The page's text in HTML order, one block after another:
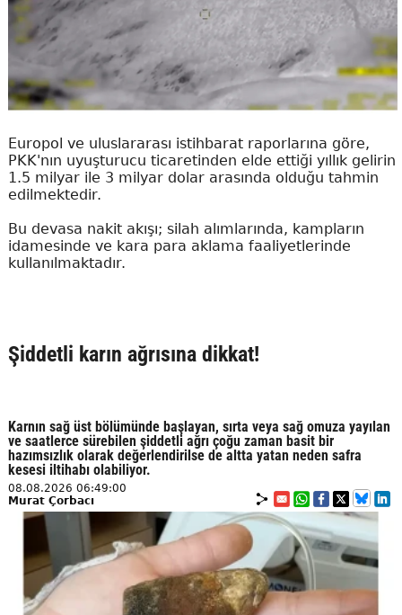
Europol ve uluslararası istihbarat raporlarına göre,
PKK'nın uyuşturucu ticaretinden elde ettiği yıllık gelirin
1.5 milyar ile 3 milyar dolar arasında olduğu tahmin
edilmektedir.
Bu devasa nakit akışı; silah alımlarında, kampların
idamesinde ve kara para aklama faaliyetlerinde
kullanılmaktadır.
Şiddetli karın ağrısına dikkat!
Karnın sağ üst bölümünde başlayan, sırta veya sağ omuza yayılan
ve saatlerce sürebilen şiddetli ağrı çoğu zaman basit bir
hazımsızlık olarak değerlendirilse de altta yatan neden safra
kesesi iltihabı olabiliyor.
08.08.2026 06:49:00
Murat Çorbacı